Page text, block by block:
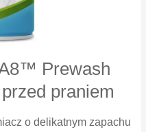
Prewash
praniem
o delikatnym zapachu